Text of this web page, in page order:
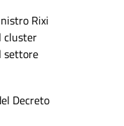
Rixi
cluster
settore
Decreto